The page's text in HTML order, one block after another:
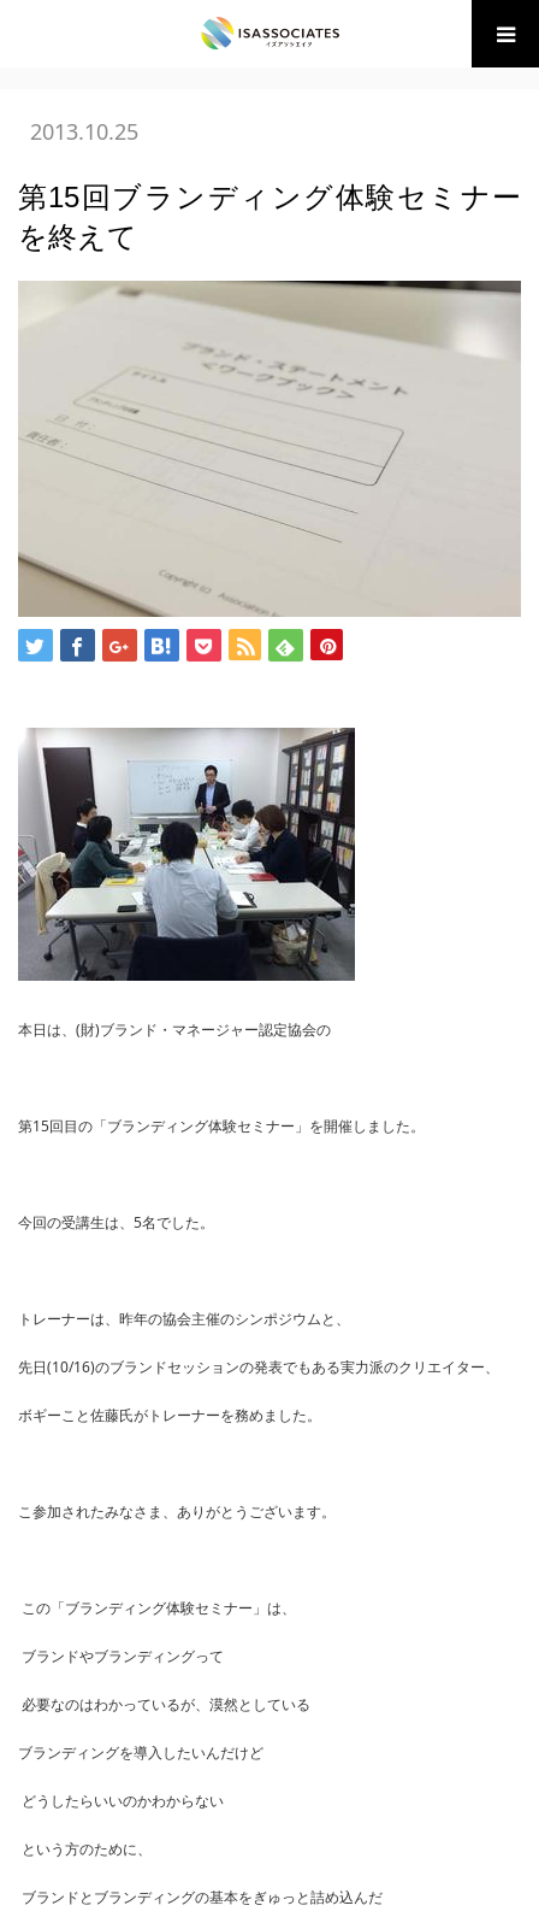
(財)BM協会 講座・イベント
第15回ブラン
2013.10.25
第15回ブランディング体験セミナー
を終えて
本日は、(財)ブランド・マネージャー認定協会の
第15回目の「ブランディング体験セミナー」を開催しました。
今回の受講生は、5名でした。
トレーナーは、昨年の協会主催のシンポジウムと、
先日(10/16)のブランドセッションの発表でもある実力派のクリエイター、
ボギーこと佐藤氏がトレーナーを務めました。
こ参加されたみなさま、ありがとうございます。
この「ブランディング体験セミナー」は、
ブランドやブランディングって
必要なのはわかっているが、漠然としている
ブランディングを導入したいんだけど
どうしたらいいのかわからない
という方のために、
ブランドとブランディングの基本をぎゅっと詰め込んだ